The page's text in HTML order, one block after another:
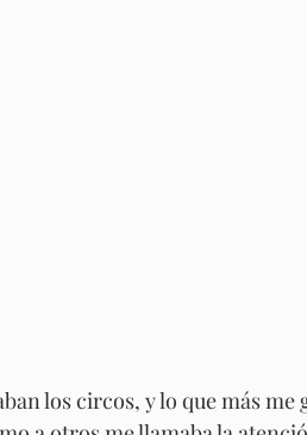
los circos, y lo que más me